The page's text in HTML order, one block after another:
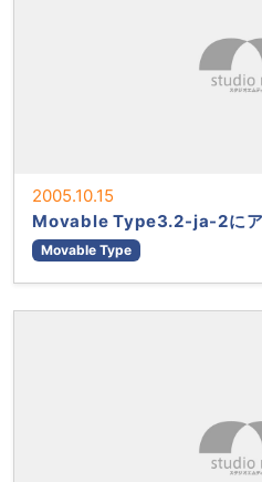
2005.10.15
Movable Type3.2-ja-2にア
Movable Type